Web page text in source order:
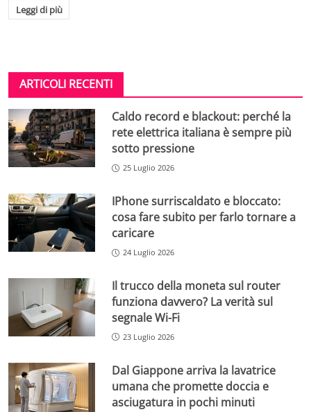
Leggi di più
ARTICOLI RECENTI
Caldo record e blackout: perché la
rete elettrica italiana è sempre più
sotto pressione
25 Luglio 2026
IPhone surriscaldato e bloccato:
cosa fare subito per farlo tornare a
caricare
24 Luglio 2026
Il trucco della moneta sul router
funziona davvero? La verità sul
segnale Wi-Fi
23 Luglio 2026
Dal Giappone arriva la lavatrice
umana che promette doccia e
asciugatura in pochi minuti